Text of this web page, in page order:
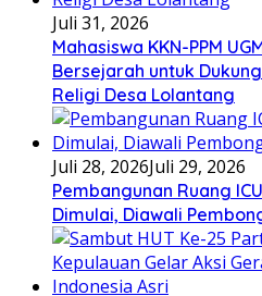
Juli 31, 2026
Mahasiswa KKN-PPM
Bersejarah untuk
Religi Desa Lolantang
Juli 28, 2026Juli 29, 2026
Pembangunan Ruang
Dimulai, Diawali